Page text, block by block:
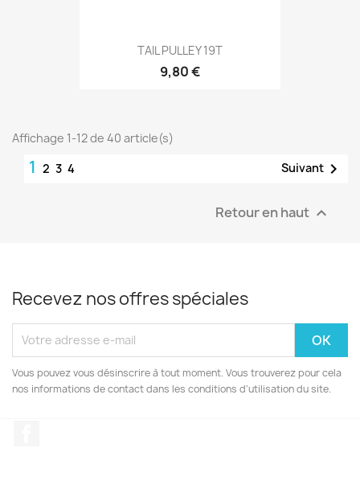
TAIL PULLEY 19T
9,80 €
Affichage 1-12 de 40 article(s)
1 2 3 4 Suivant 
Retour en haut 
Recevez nos offres spéciales
Vous pouvez vous désinscrire à tout moment. Vous trouverez pour cela
nos informations de contact dans les conditions d'utilisation du site.